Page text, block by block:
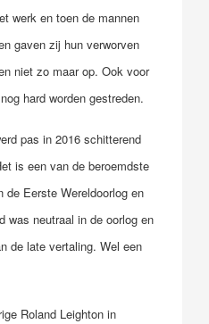
werk en toen de mannen
gaven zij hun verworven
niet zo maar op. Ook voor
hard worden gestreden.
pas in 2016 schitterend
is een van de beroemdste
de Eerste Wereldoorlog en
was neutraal in de oorlog en
de late vertaling. Wel een
Roland Leighton in